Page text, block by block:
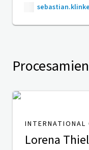
INTERNATIONAL
Lorena